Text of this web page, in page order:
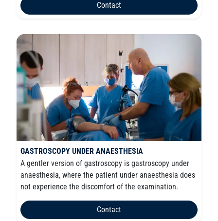
Contact
GASTROSCOPY UNDER ANAESTHESIA
A gentler version of gastroscopy is gastroscopy under
anaesthesia, where the patient under anaesthesia does
not experience the discomfort of the examination.
Contact